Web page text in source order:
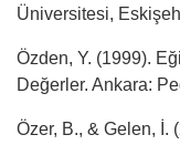
Üniversitesi,
Özden, Y. (1999).
Değerler. Ankara:
Özer, B., & Gelen, İ.